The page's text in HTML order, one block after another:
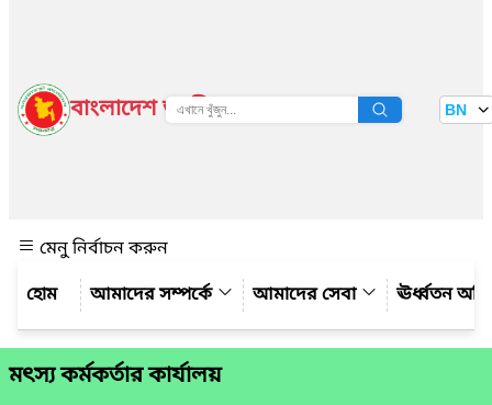
বাংলাদেশ জাতীয় তথ্য বাতায়ন BN
মেনু নির্বাচন করুন
আমাদের সম্পর্কে
আমাদের সেবা ঊর্ধ্বতন
মৎস্য কর্মকর্তার কার্যালয়